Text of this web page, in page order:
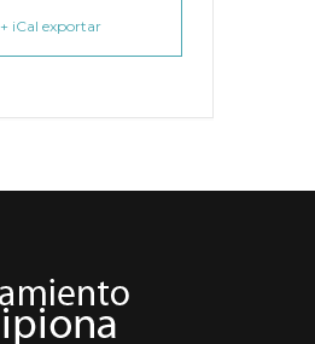
+ iCal exportar